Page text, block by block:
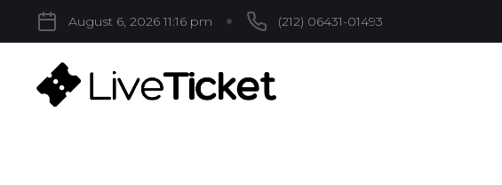
August 6, 2026 11:16 pm (212) 06431-01493